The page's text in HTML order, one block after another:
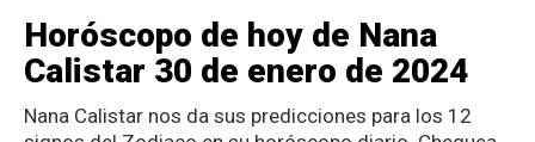
Horóscopo de hoy de Nana
Calistar 30 de enero de 2024
Nana Calistar nos da sus predicciones para los 12